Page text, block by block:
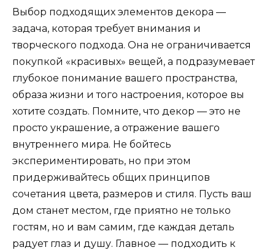
Выбор подходящих элементов декора —
задача, которая требует внимания и
творческого подхода. Она не ограничивается
покупкой «красивых» вещей, а подразумевает
глубокое понимание вашего пространства,
образа жизни и того настроения, которое вы
хотите создать. Помните, что декор — это не
просто украшение, а отражение вашего
внутреннего мира. Не бойтесь
экспериментировать, но при этом
придерживайтесь общих принципов
сочетания цвета, размеров и стиля. Пусть ваш
дом станет местом, где приятно не только
гостям, но и вам самим, где каждая деталь
радует глаз и душу. Главное — подходить к